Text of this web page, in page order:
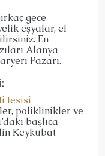
gece
eşyalar, el
En
Alanya
Pazarı.
tesisi
poliklinikler ve
başlıca
Keykubat